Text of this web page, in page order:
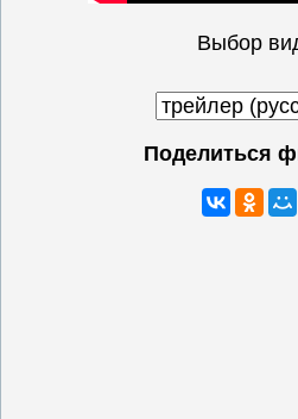
Выбор
Поделиться